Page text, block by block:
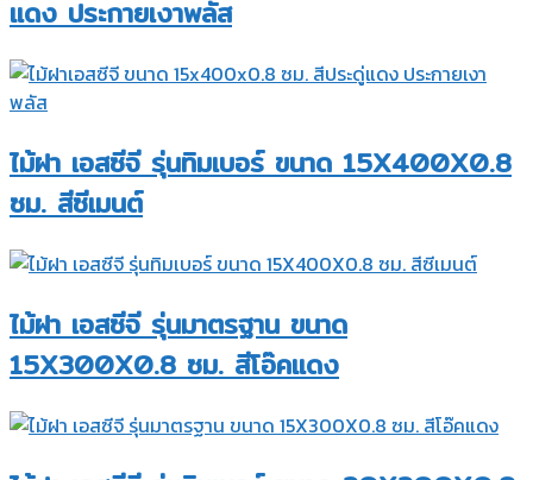
แดง ประกายเงาพลัส
ไม้ฝา เอสซีจี รุ่นทิมเบอร์ ขนาด 15X400X0.8
ซม. สีซีเมนต์
ไม้ฝา เอสซีจี รุ่นมาตรฐาน ขนาด
15X300X0.8 ซม. สีโอ๊คแดง